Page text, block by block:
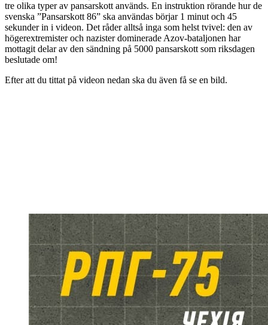
tre olika typer av pansarskott används. En instruktion rörande hur de
svenska ”Pansarskott 86” ska användas börjar 1 minut och 45
sekunder in i videon. Det råder alltså inga som helst tvivel: den av
högerextremister och nazister dominerade Azov-bataljonen har
mottagit delar av den sändning på 5000 pansarskott som riksdagen
beslutade om!
Efter att du tittat på videon nedan ska du även få se en bild.